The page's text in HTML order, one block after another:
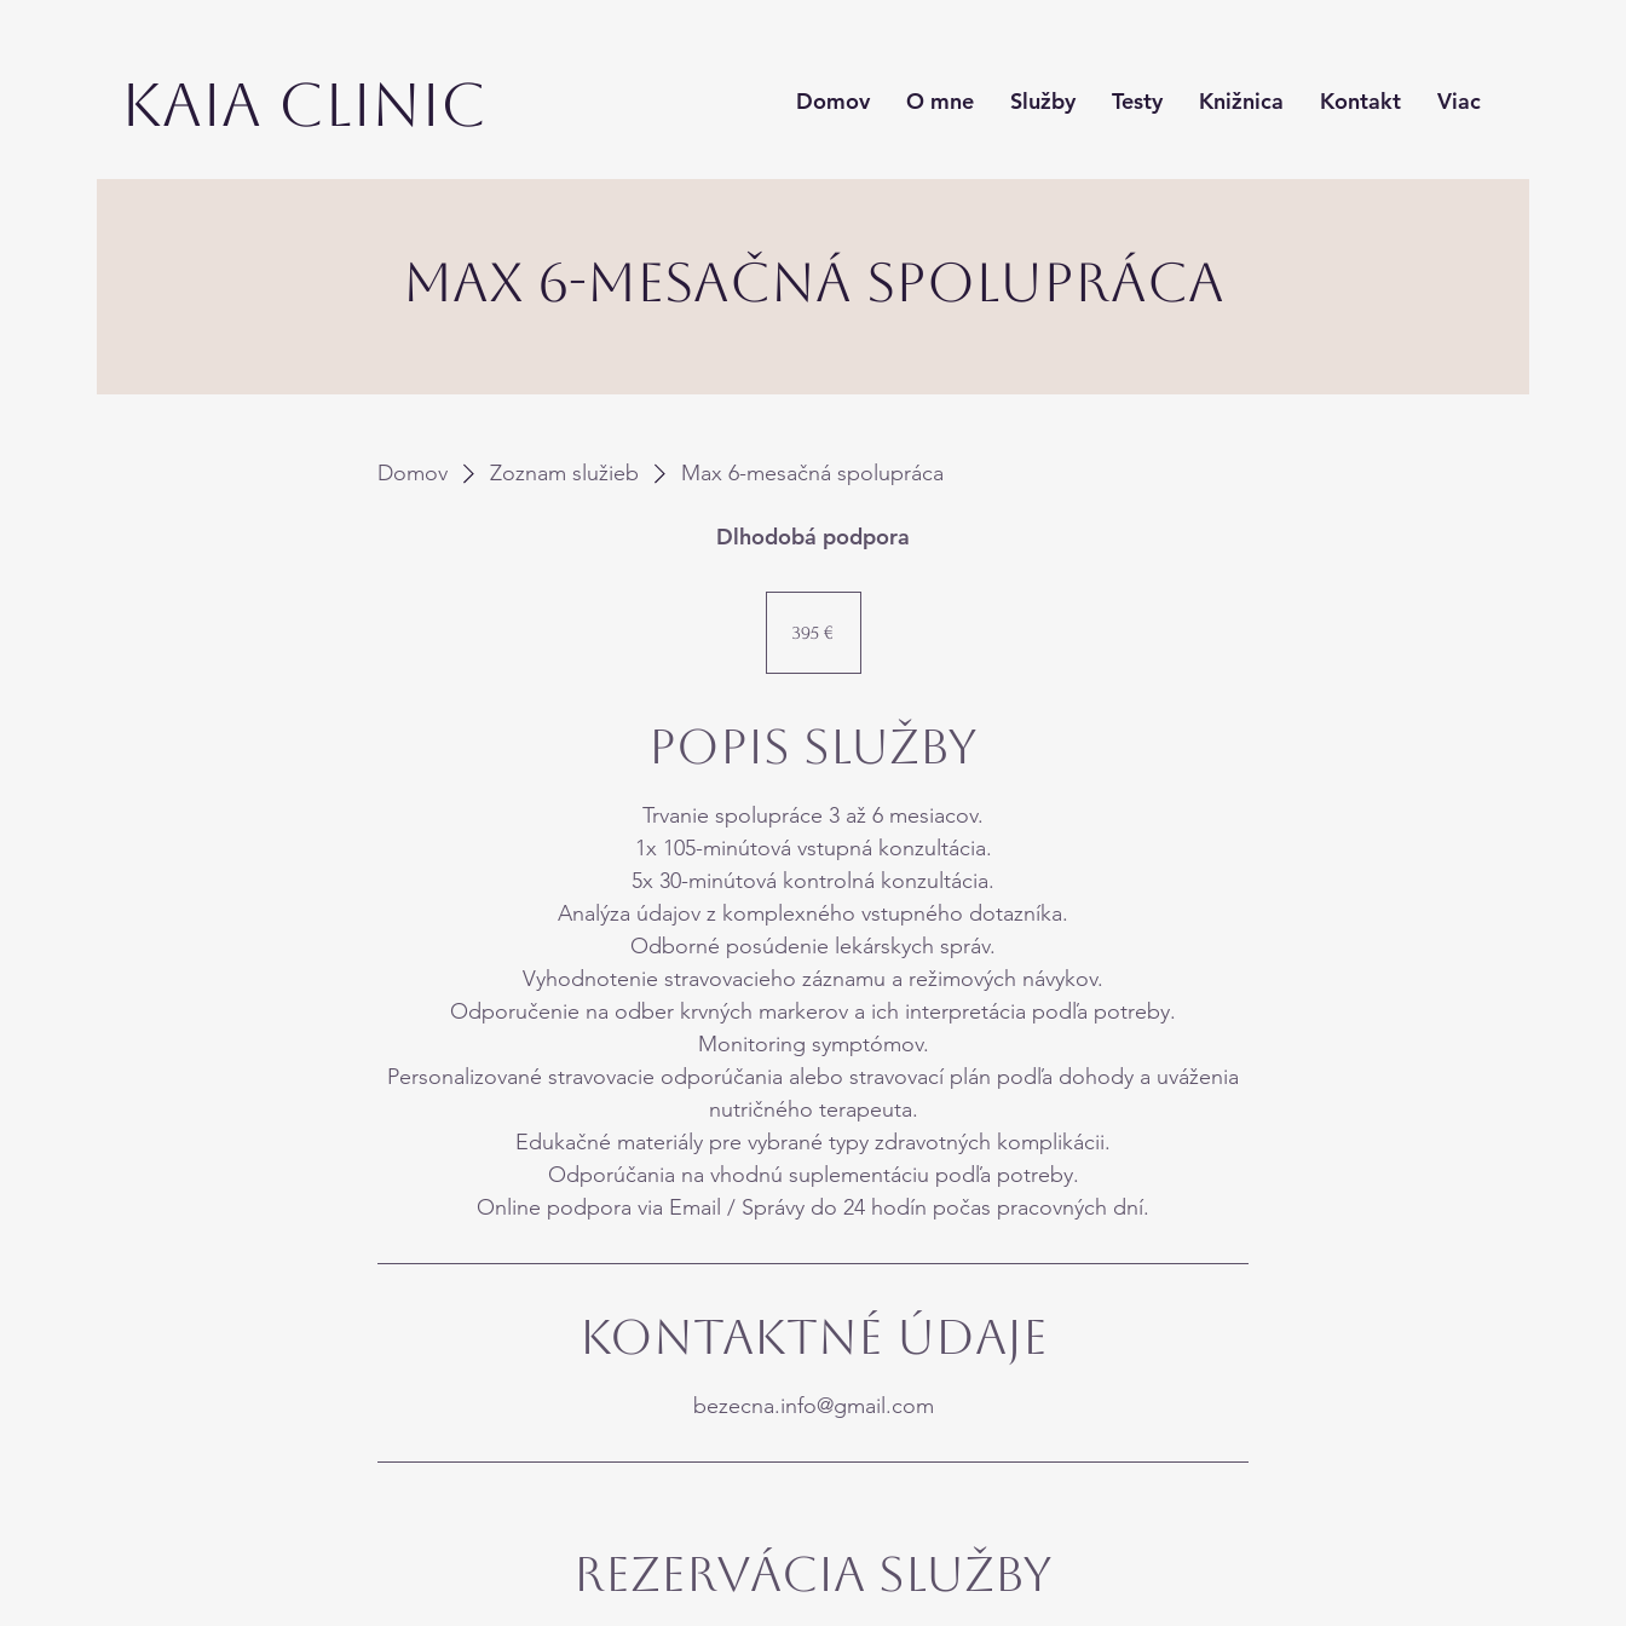
KAIA CLINIC Domov O mne Služby Testy Knižnica Kontakt Viac
Max 6-mesačná spolupráca
Domov Zoznam služieb Max 6-mesačná spolupráca
Dlhodobá podpora
395 €
Popis služby
Trvanie spolupráce 3 až 6 mesiacov.
1x 105-minútová vstupná konzultácia.
5x 30-minútová kontrolná konzultácia.
Analýza údajov z komplexného vstupného dotazníka.
Odborné posúdenie lekárskych správ.
Vyhodnotenie stravovacieho záznamu a režimových návykov.
Odporučenie na odber krvných markerov a ich interpretácia podľa potreby.
Monitoring symptómov.
Personalizované stravovacie odporúčania alebo stravovací plán podľa dohody a uváženia
nutričného terapeuta.
Edukačné materiály pre vybrané typy zdravotných komplikácii.
Odporúčania na vhodnú suplementáciu podľa potreby.
Online podpora via Email / Správy do 24 hodín počas pracovných dní.
Kontaktné údaje
bezecna.info@gmail.com
Rezervácia SLuŽby